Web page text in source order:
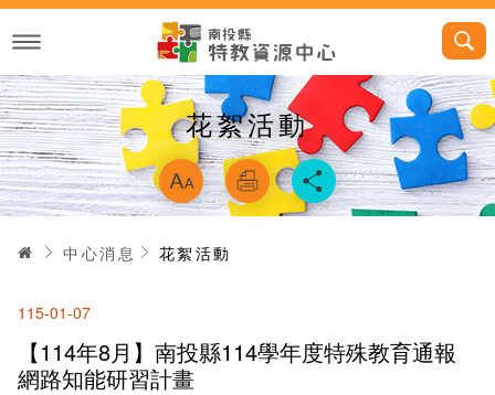
跳
主
內
容
花絮活動 略過字型切換
首頁中心消息 花絮活動
115-01-07
【114年8月】南投縣114學年度特殊教育通報
網路知能研習計畫